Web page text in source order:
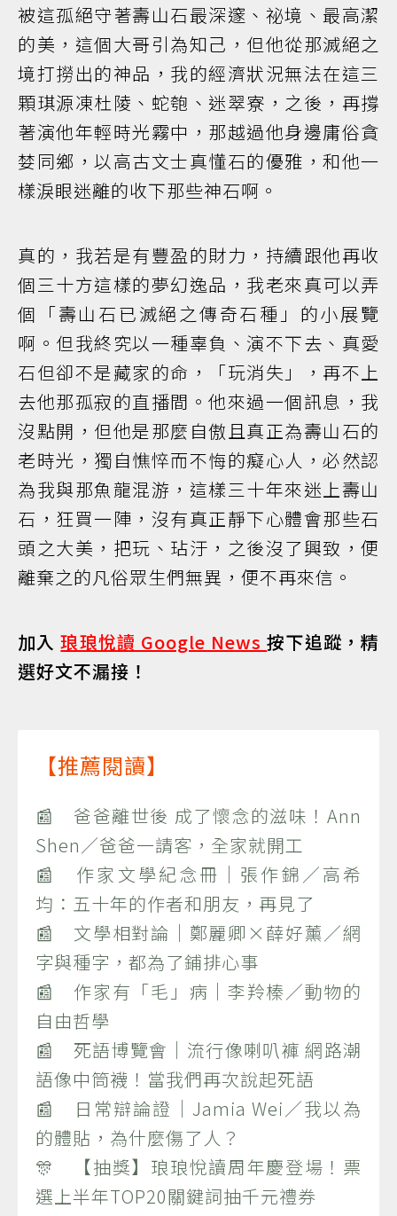
被這孤絕守著壽山石最深邃、祕境、最高潔
的美，這個大哥引為知己，但他從那滅絕之
境打撈出的神品，我的經濟狀況無法在這三
顆琪源凍杜陵、蛇匏、迷翠寮，之後，再撐
著演他年輕時光霧中，那越過他身邊庸俗貪
婪同鄉，以高古文士真懂石的優雅，和他一
樣淚眼迷離的收下那些神石啊。
真的，我若是有豐盈的財力，持續跟他再收
個三十方這樣的夢幻逸品，我老來真可以弄
個「壽山石已滅絕之傳奇石種」的小展覽
啊。但我終究以一種辜負、演不下去、真愛
石但卻不是藏家的命，「玩消失」，再不上
去他那孤寂的直播間。他來過一個訊息，我
沒點開，但他是那麼自傲且真正為壽山石的
老時光，獨自憔悴而不悔的癡心人，必然認
為我與那魚龍混游，這樣三十年來迷上壽山
石，狂買一陣，沒有真正靜下心體會那些石
頭之大美，把玩、玷汙，之後沒了興致，便
離棄之的凡俗眾生們無異，便不再來信。
加入琅琅悅讀 Google News按下追蹤，精
選好文不漏接！
【推薦閱讀】
📰 爸爸離世後 成了懷念的滋味！Ann
Shen／爸爸一請客，全家就開工
📰 作家文學紀念冊｜張作錦／高希
均：五十年的作者和朋友，再見了
📰 文學相對論｜鄭麗卿×薛好薰／網
字與種字，都為了鋪排心事
📰 作家有「毛」病｜李羚榛／動物的
自由哲學
📰 死語博覽會｜流行像喇叭褲 網路潮
語像中筒襪！當我們再次說起死語
📰 日常辯論證｜Jamia Wei／我以為
的體貼，為什麼傷了人？
🎊 【抽獎】琅琅悅讀周年慶登場！票
選上半年TOP20關鍵詞抽千元禮券